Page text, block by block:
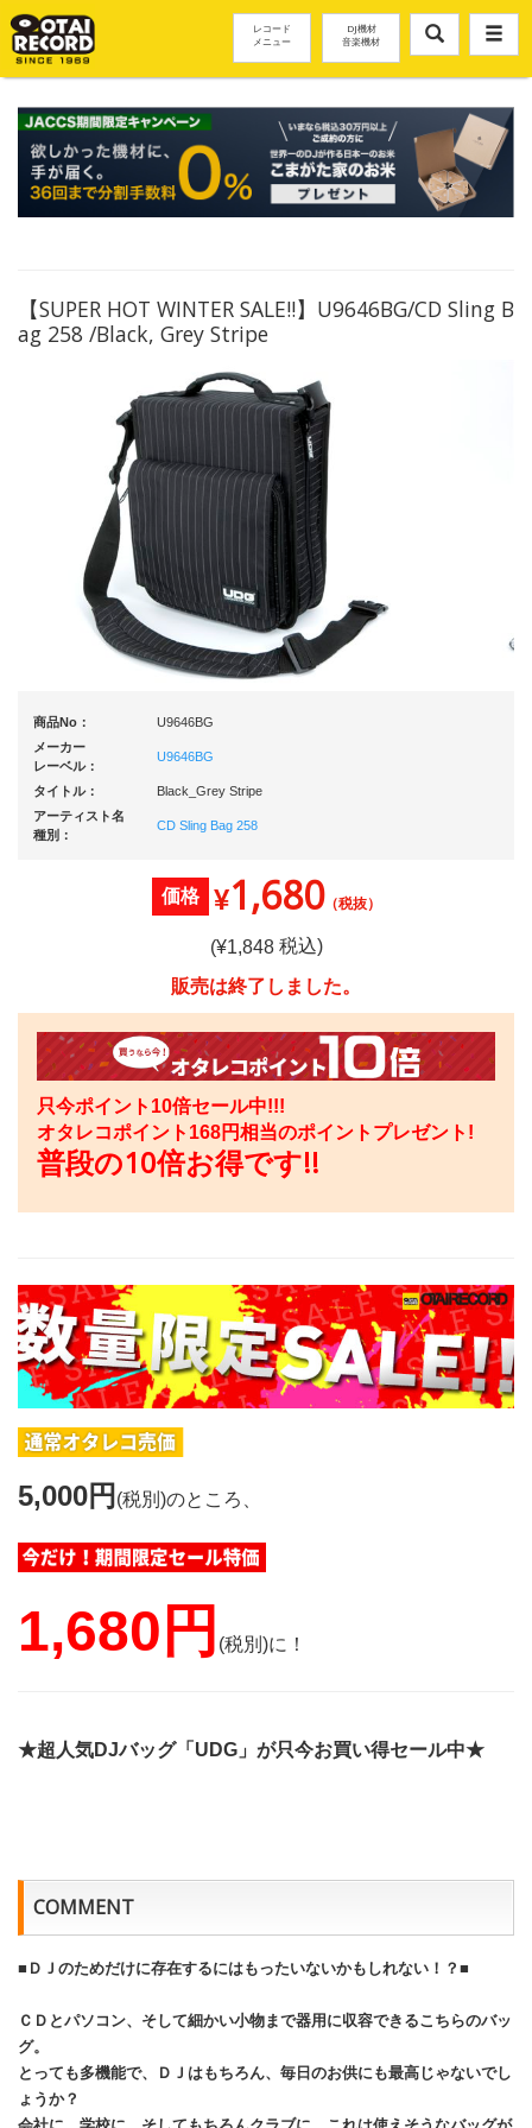
レコード
メニュー
DJ機材
音楽機材
【SUPER HOT WINTER SALE!!】U9646BG/CD Sling B
ag 258 /Black, Grey Stripe
商品No：
U9646BG
メーカー
レーベル：
U9646BG
タイトル：
Black_Grey Stripe
アーティスト名
種別：
CD Sling Bag 258
価格 ¥1,680（税抜）
(¥1,848税込)
販売は終了しました。
只今ポイント10倍セール中!!!
オタレコポイント 168円相当のポイントプレゼント!
普段の10倍お得です!!
5,000円 (税別)のところ、
1,680円 (税別)に！
★超人気DJバッグ「UDG」が只今お買い得セール中★
COMMENT
■ＤＪのためだけに存在するにはもったいないかもしれない！？■
ＣＤとパソコン、そして細かい小物まで器用に収容できるこちらのバッ
グ。
とっても多機能で、ＤＪはもちろん、毎日のお供にも最高じゃないでし
ょうか？